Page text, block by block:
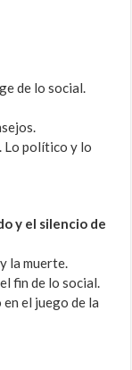
de lo social.
Lo político y lo
y el silencio de
la muerte.
fin de lo social.
el juego de la